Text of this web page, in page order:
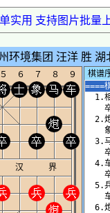
实用 支持图片批量